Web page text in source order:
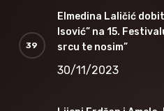
Elmedina Laličić
Isović” na 15.
srcu te nosim”
30/11/2023